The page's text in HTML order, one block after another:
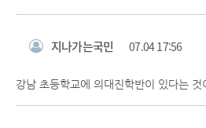
지나가는국민 07.04 17:56
강남 초등학교에 의대진학반이 있다는 것